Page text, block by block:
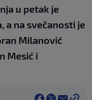
u petak je
a na svečanosti je
Milanović
Mesić i